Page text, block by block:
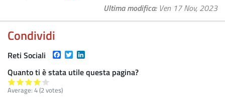
Ultima modifica Ven 17 Nov, 2023
Condividi
Reti Sociali Facebook
Twitter
Quanto ti è stata utile questa pagina?
Average: 4(2votes)